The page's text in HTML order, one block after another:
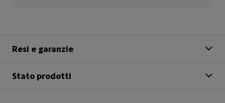
Resi e garanzie
Stato prodotti